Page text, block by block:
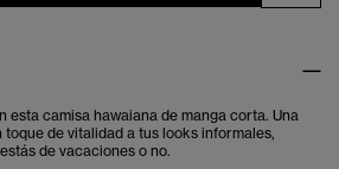
esta camisa hawaiana de manga corta. Una
de vitalidad a tus looks informales,
de vacaciones o no.